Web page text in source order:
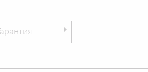
Гарантия